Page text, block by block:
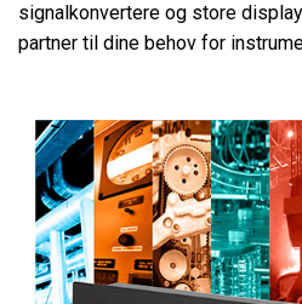
signalkonvertere og store
partner til dine behov for